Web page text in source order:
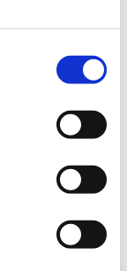
Σουβέρ Lines 4τεμ